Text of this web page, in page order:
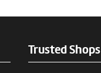
Trusted Shops